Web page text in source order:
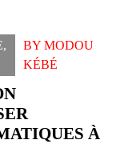
,
BY MODOU
KÉBÉ
À